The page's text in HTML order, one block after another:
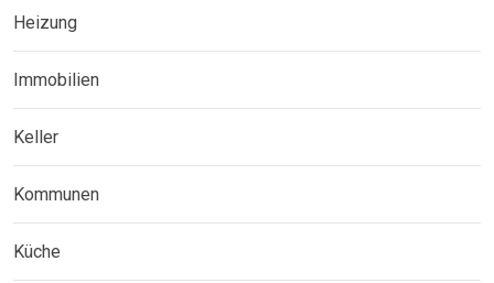
Heizung
Immobilien
Keller
Kommunen
Küche